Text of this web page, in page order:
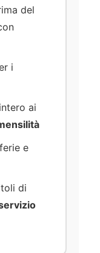
del
i
ai
e
di